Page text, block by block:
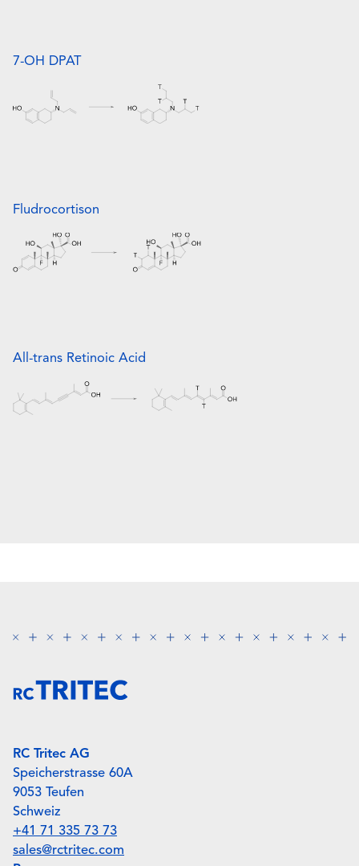
7-OH DPAT
Fludrocortison
All-trans Retinoic Acid
RC Tritec AG
Speicherstrasse 60A
9053 Teufen
Schweiz
+41 71 335 73 73
sales@rctritec.com